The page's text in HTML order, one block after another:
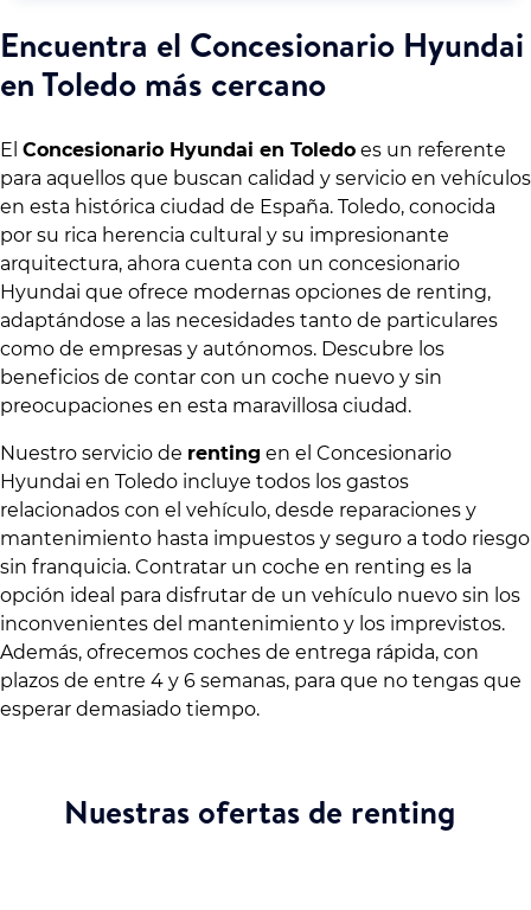
Encuentra el Concesionario Hyundai
en Toledo más cercano
El Concesionario Hyundai en Toledo es un referente
para aquellos que buscan calidad y servicio en vehículos
en esta histórica ciudad de España. Toledo, conocida
por su rica herencia cultural y su impresionante
arquitectura, ahora cuenta con un concesionario
Hyundai que ofrece modernas opciones de renting,
adaptándose a las necesidades tanto de particulares
como de empresas y autónomos. Descubre los
beneficios de contar con un coche nuevo y sin
preocupaciones en esta maravillosa ciudad.
Nuestro servicio de renting en el Concesionario
Hyundai en Toledo incluye todos los gastos
relacionados con el vehículo, desde reparaciones y
mantenimiento hasta impuestos y seguro a todo riesgo
sin franquicia. Contratar un coche en renting es la
opción ideal para disfrutar de un vehículo nuevo sin los
inconvenientes del mantenimiento y los imprevistos.
Además, ofrecemos coches de entrega rápida, con
plazos de entre 4 y 6 semanas, para que no tengas que
esperar demasiado tiempo.
Nuestras ofertas de renting